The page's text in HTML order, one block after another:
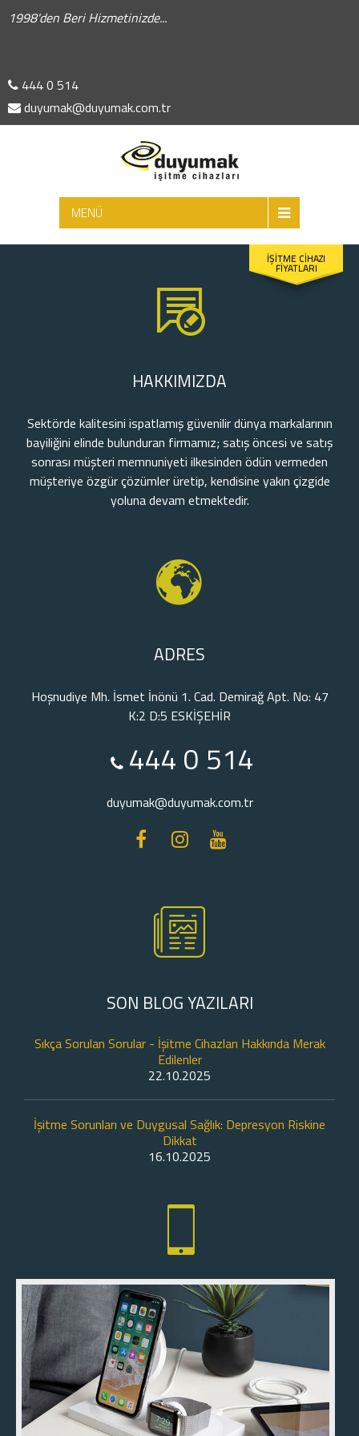
1998'den Beri Hizmetinizde...
444 0 514
duyumak@duyumak.com.tr
MENÜ
İŞİTME CİHAZI
FİYATLARI
HAKKIMIZDA
Sektörde kalitesini ispatlamış güvenilir dünya markalarının
bayiliğini elinde bulunduran firmamız; satış öncesi ve satış
sonrası müşteri memnuniyeti ilkesinden ödün vermeden
müşteriye özgür çözümler üretip, kendisine yakın çizgide
yoluna devam etmektedir.
ADRES
Hoşnudiye Mh. İsmet İnönü 1. Cad. Demirağ Apt. No: 47
K:2 D:5 ESKİŞEHİR
444 0 514
duyumak@duyumak.com.tr
SON BLOG YAZILARI
Sıkça Sorulan Sorular - İşitme Cihazları Hakkında Merak
Edilenler
22.10.2025
İşitme Sorunları ve Duygusal Sağlık: Depresyon Riskine
Dikkat
16.10.2025